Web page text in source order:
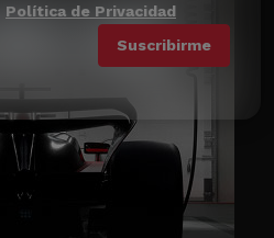
Política de Privacidad